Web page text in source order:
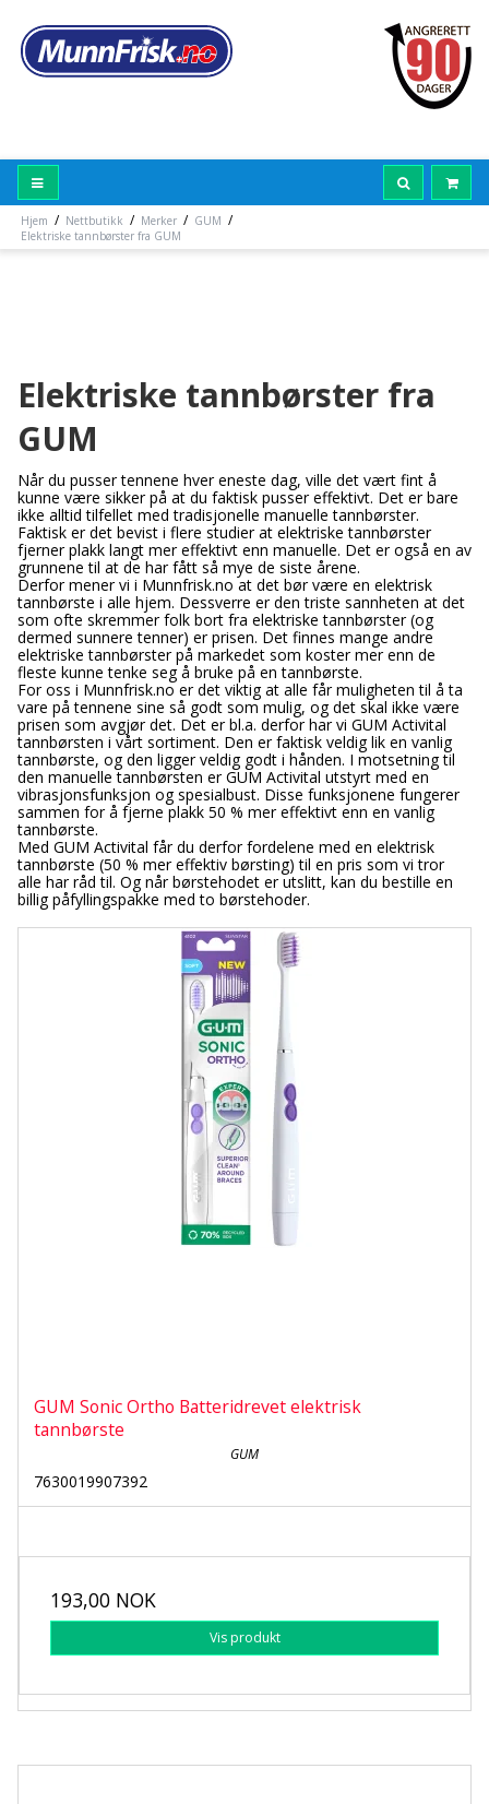
Hjem / Nettbutikk / Merker / GUM /
Elektriske tannbørster fra GUM
Elektriske tannbørster fra
GUM
Når du pusser tennene hver eneste dag, ville det vært fint å
kunne være sikker på at du faktisk pusser effektivt. Det er bare
ikke alltid tilfellet med tradisjonelle manuelle tannbørster.
Faktisk er det bevist i flere studier at elektriske tannbørster
fjerner plakk langt mer effektivt enn manuelle. Det er også en av
grunnene til at de har fått så mye de siste årene.
Derfor mener vi i Munnfrisk.no at det bør være en elektrisk
tannbørste i alle hjem. Dessverre er den triste sannheten at det
som ofte skremmer folk bort fra elektriske tannbørster (og
dermed sunnere tenner) er prisen. Det finnes mange andre
elektriske tannbørster på markedet som koster mer enn de
fleste kunne tenke seg å bruke på en tannbørste.
For oss i Munnfrisk.no er det viktig at alle får muligheten til å ta
vare på tennene sine så godt som mulig, og det skal ikke være
prisen som avgjør det. Det er bl.a. derfor har vi GUM Activital
tannbørsten i vårt sortiment. Den er faktisk veldig lik en vanlig
tannbørste, og den ligger veldig godt i hånden. I motsetning til
den manuelle tannbørsten er GUM Activital utstyrt med en
vibrasjonsfunksjon og spesialbust. Disse funksjonene fungerer
sammen for å fjerne plakk 50 % mer effektivt enn en vanlig
tannbørste.
Med GUM Activital får du derfor fordelene med en elektrisk
tannbørste (50 % mer effektiv børsting) til en pris som vi tror
alle har råd til. Og når børstehodet er utslitt, kan du bestille en
billig påfyllingspakke med to børstehoder.
GUM Sonic Ortho Batteridrevet elektrisk
tannbørste
GUM
7630019907392
193,00 NOK
Vis produkt